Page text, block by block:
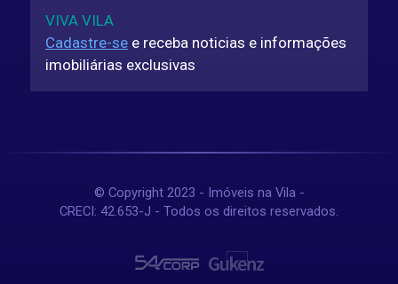
VIVA VILA
Cadastre-se e receba noticias e informações
imobiliárias exclusivas
© Copyright 2023 - Imóveis na Vila -
CRECI: 42.653-J - Todos os direitos reservados.